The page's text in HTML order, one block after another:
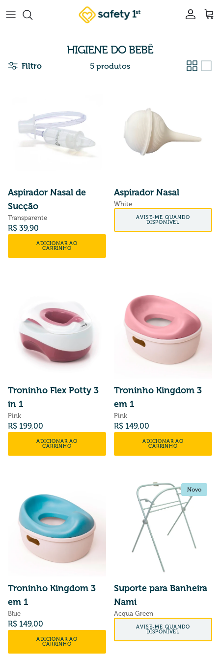
Conta
HIGIENE DO BEBÊ
Filtro 5 produtos
Aspirador Nasal de
Sucção
Transparente
Preço normal
R$ 39,90
ADICIONAR AO
CARRINHO
Aspirador Nasal
White
Preço normal
AVISE-ME QUANDO
DISPONÍVEL
Troninho Flex Potty 3
in 1
Pink
Preço normal
R$ 199,00
ADICIONAR AO
CARRINHO
Troninho Kingdom 3
em 1
Pink
Preço normal
R$ 149,00
ADICIONAR AO
CARRINHO
Troninho Kingdom 3
em 1
Blue
Preço normal
R$ 149,00
ADICIONAR AO
CARRINHO
Novo
Novo
Suporte para Banheira
Nami
Acqua Green
AVISE-ME QUANDO
DISPONÍVEL